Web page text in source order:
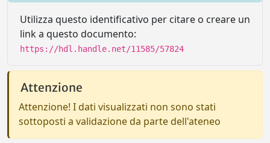
Utilizza questo identificativo per citare o creare un
link a questo documento:
https://hdl.handle.net/11585/57824
Attenzione
Attenzione! I dati visualizzati non sono stati
sottoposti a validazione da parte dell'ateneo